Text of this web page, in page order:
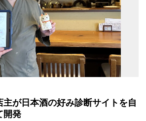
が日本酒の好み診断サイトを自
発